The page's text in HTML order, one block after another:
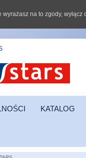
KATALOG
na to zgody,